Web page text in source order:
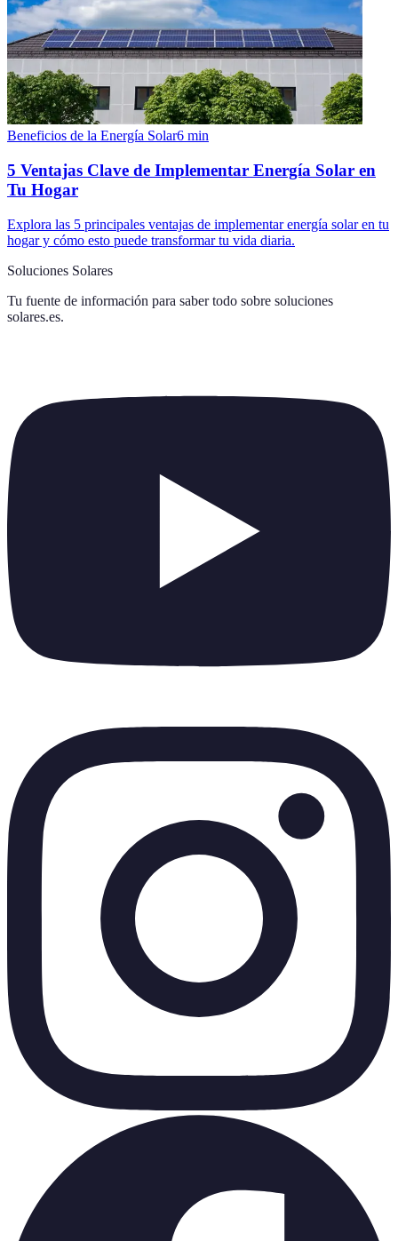
Beneficios de la Energía Solar6 min
5 Ventajas Clave de Implementar Energía Solar en
Tu Hogar
Explora las 5 principales ventajas de implementar energía solar en tu
hogar y cómo esto puede transformar tu vida diaria.
Soluciones Solares
Tu fuente de información para saber todo sobre soluciones
solares.es.